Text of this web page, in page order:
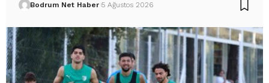
Bodrum Net Haber 5 Ağustos 2026